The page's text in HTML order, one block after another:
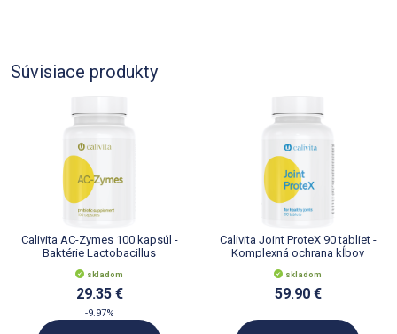
Súvisiace produkty
Calivita AC-Zymes 100 kapsúl -
Baktérie Lactobacillus
Acidophilus
skladom
29.35 €
-9.97%
Calivita Joint ProteX 90 tabliet -
Komplexná ochrana kĺbov
skladom
59.90 €